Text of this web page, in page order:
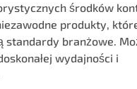
środków
produkty,
standardy branżowe.
wydajności i